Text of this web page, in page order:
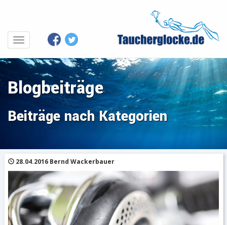
Blogbeiträge
Beiträge nach Kategorien
28.04.2016 Bernd Wackerbauer